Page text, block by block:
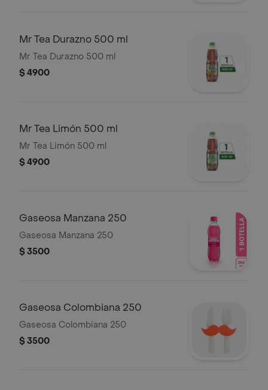
Mr Tea Durazno 500 ml
Mr Tea Durazno 500 ml
$ 4900
Mr Tea Limón 500 ml
Mr Tea Limón 500 ml
$ 4900
Gaseosa Manzana 250
Gaseosa Manzana 250
$ 3500
Gaseosa Colombiana 250
Gaseosa Colombiana 250
$ 3500